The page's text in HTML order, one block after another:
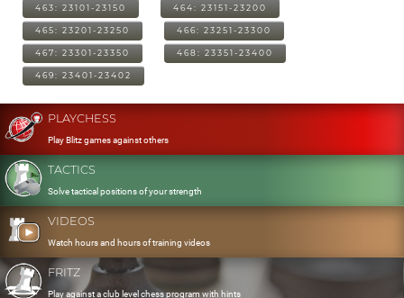
463: 23101-23150 464: 23151-23200
465: 23201-23250 466: 23251-23300
467: 23301-23350 468: 23351-23400
469: 23401-23402
PLAYCHESS
Play Blitz games against others
TACTICS
Solve tactical positions of your strength
VIDEOS
Watch hours and hours of training videos
FRITZ
Play against a club level chess program with hints